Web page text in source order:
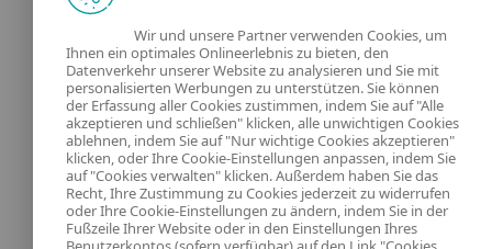
Unsere Experten ESET
Was ist Datenschutzerklärung
Kontakt Cookies Verwalten
Wir und unsere Partner verwenden Cookies, um
Ihnen ein optimales Onlineerlebnis zu bieten, den
Datenverkehr unserer Website zu analysieren und Sie mit
personalisierten Werbungen zu unterstützen. Sie können
der Erfassung aller Cookies zustimmen, indem Sie auf "Alle
akzeptieren und schließen" klicken, alle unwichtigen Cookies
ablehnen, indem Sie auf "Nur wichtige Cookies akzeptieren"
klicken, oder Ihre Cookie-Einstellungen anpassen, indem Sie
auf "Cookies verwalten" klicken. Außerdem haben Sie das
Recht, Ihre Zustimmung zu Cookies jederzeit zu widerrufen
oder Ihre Cookie-Einstellungen zu ändern, indem Sie in der
Fußzeile Ihrer Website oder in den Einstellungen Ihres